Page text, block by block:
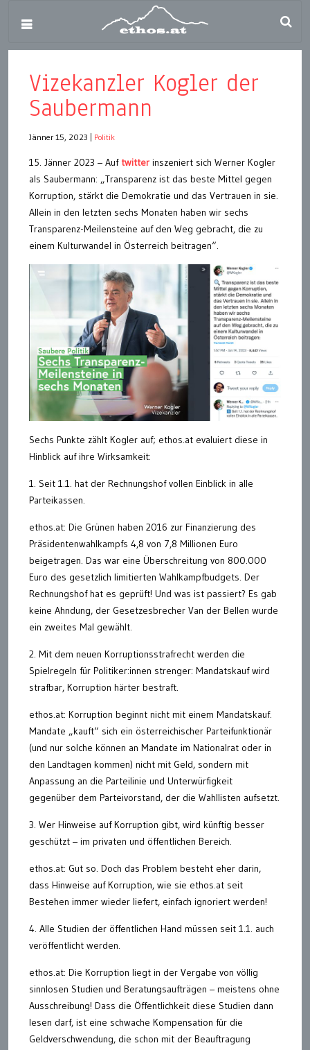
Vizekanzler Kogler der
Saubermann
Jänner 15, 2023 Politik
15. Jänner 2023 – Auf twitter inszeniert sich Werner Kogler
als Saubermann: „Transparenz ist das beste Mittel gegen
Korruption, stärkt die Demokratie und das Vertrauen in sie.
Allein in den letzten sechs Monaten haben wir sechs
Transparenz-Meilensteine auf den Weg gebracht, die zu
einem Kulturwandel in Österreich beitragen“.
Sechs Punkte zählt Kogler auf; ethos.at evaluiert diese in
Hinblick auf ihre Wirksamkeit:
1. Seit 1.1. hat der Rechnungshof vollen Einblick in alle
Parteikassen.
ethos.at: Die Grünen haben 2016 zur Finanzierung des
Präsidentenwahlkampfs 4,8 von 7,8 Millionen Euro
beigetragen. Das war eine Überschreitung von 800.000
Euro des gesetzlich limitierten Wahlkampfbudgets. Der
Rechnungshof hat es geprüft! Und was ist passiert? Es gab
keine Ahndung, der Gesetzesbrecher Van der Bellen wurde
ein zweites Mal gewählt.
2. Mit dem neuen Korruptionsstrafrecht werden die
Spielregeln für Politiker:innen strenger: Mandatskauf wird
strafbar, Korruption härter bestraft.
ethos.at: Korruption beginnt nicht mit einem Mandatskauf.
Mandate „kauft“ sich ein österreichischer Parteifunktionär
(und nur solche können an Mandate im Nationalrat oder in
den Landtagen kommen) nicht mit Geld, sondern mit
Anpassung an die Parteilinie und Unterwürfigkeit
gegenüber dem Parteivorstand, der die Wahllisten aufsetzt.
3. Wer Hinweise auf Korruption gibt, wird künftig besser
geschützt – im privaten und öffentlichen Bereich.
ethos.at: Gut so. Doch das Problem besteht eher darin,
dass Hinweise auf Korruption, wie sie ethos.at seit
Bestehen immer wieder liefert, einfach ignoriert werden!
4. Alle Studien der öffentlichen Hand müssen seit 1.1. auch
veröffentlicht werden.
ethos.at: Die Korruption liegt in der Vergabe von völlig
sinnlosen Studien und Beratungsaufträgen – meistens ohne
Ausschreibung! Dass die Öffentlichkeit diese Studien dann
lesen darf, ist eine schwache Kompensation für die
Geldverschwendung, die schon mit der Beauftragung